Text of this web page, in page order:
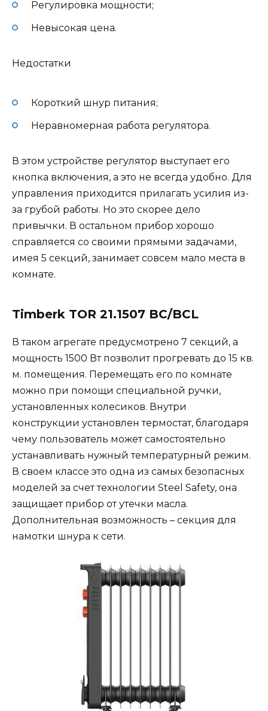
Регулировка мощности;
Невысокая цена.
Недостатки
Короткий шнур питания;
Неравномерная работа регулятора.
В этом устройстве регулятор выступает его
кнопка включения, а это не всегда удобно. Для
управления приходится прилагать усилия из-
за грубой работы. Но это скорее дело
привычки. В остальном прибор хорошо
справляется со своими прямыми задачами,
имея 5 секций, занимает совсем мало места в
комнате.
Timberk TOR 21.1507 BC/BCL
В таком агрегате предусмотрено 7 секций, а
мощность 1500 Вт позволит прогревать до 15 кв.
м. помещения. Перемещать его по комнате
можно при помощи специальной ручки,
установленных колесиков. Внутри
конструкции установлен термостат, благодаря
чему пользователь может самостоятельно
устанавливать нужный температурный режим.
В своем классе это одна из самых безопасных
моделей за счет технологии Steel Safety, она
защищает прибор от утечки масла.
Дополнительная возможность – секция для
намотки шнура к сети.